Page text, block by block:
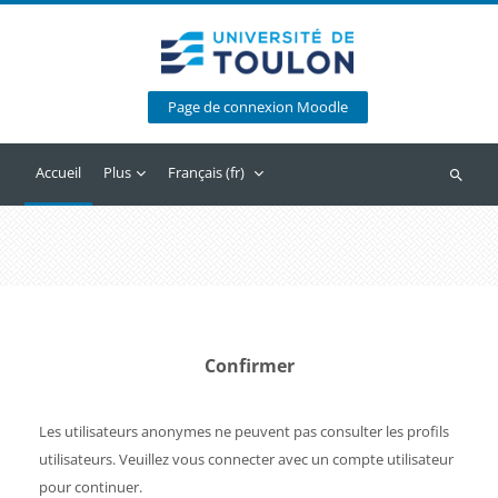
Page de connexion Moodle
Accueil Plus Français ‎(fr)‎
Confirmer
Les utilisateurs anonymes ne peuvent pas consulter les profils
utilisateurs. Veuillez vous connecter avec un compte utilisateur
pour continuer.